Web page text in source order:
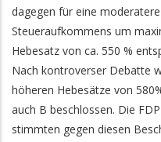
dagegen für eine
Steueraufkommens um
Hebesatz von ca. 550 %
Nach kontroverser Debatte
höheren Hebesätze von
auch B beschlossen. Die
stimmten gegen diesen